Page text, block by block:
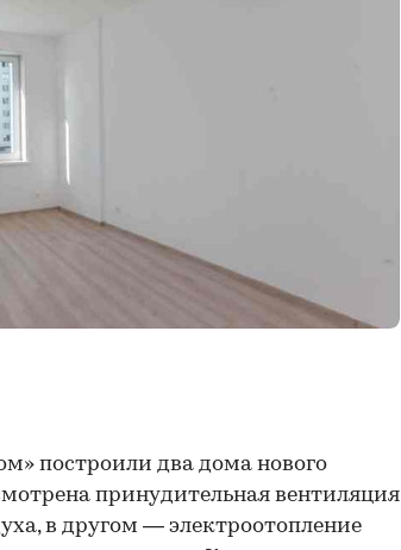
построили два дома нового
принудительная вентиляция
в другом — электроотопление